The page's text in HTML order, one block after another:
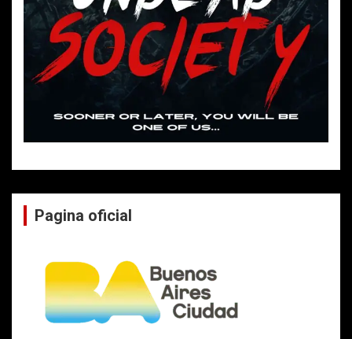
Pagina oficial